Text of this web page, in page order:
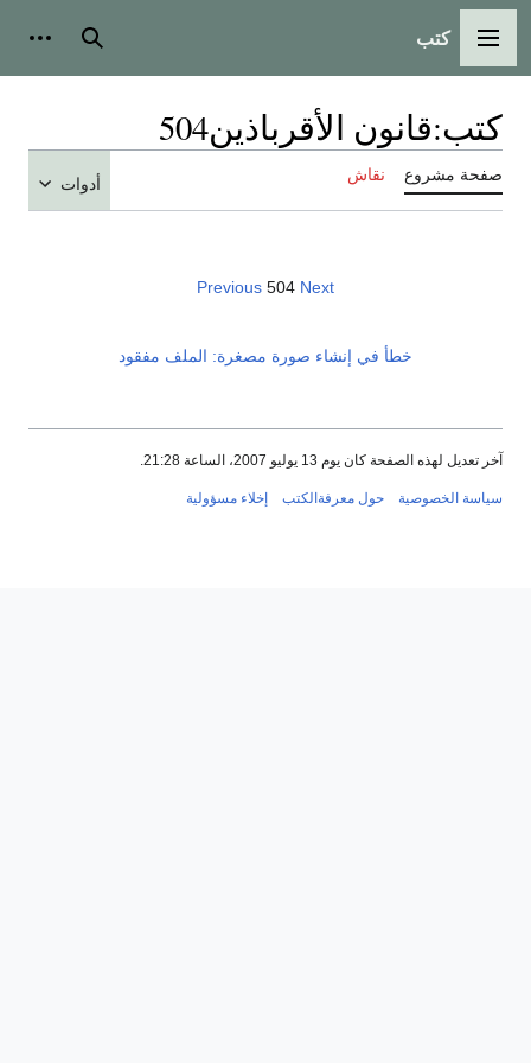
القائمة الرئيسية
كتب بحث
كتب:قانون الأقرباذين504
صفحة مشروع نقاش أدوات
Previous 504 Next
خطأ في إنشاء صورة مصغرة: الملف مفقود
آخر تعديل لهذه الصفحة كان يوم 13 يوليو 2007، الساعة 21:28.
سياسة الخصوصية حول معرفةالكتب إخلاء مسؤولية